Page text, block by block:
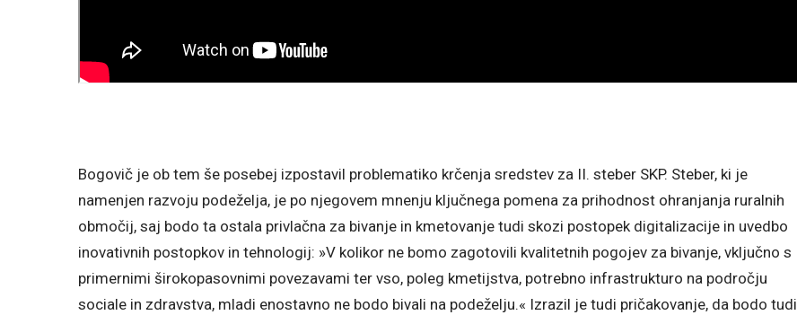
Bogovič je ob tem še posebej izpostavil problematiko krčenja sredstev za II. steber SKP. Steber, ki je
namenjen razvoju podeželja, je po njegovem mnenju ključnega pomena za prihodnost ohranjanja ruralnih
območij, saj bodo ta ostala privlačna za bivanje in kmetovanje tudi skozi postopek digitalizacije in uvedbo
inovativnih postopkov in tehnologij: »V kolikor ne bomo zagotovili kvalitetnih pogojev za bivanje, vključno s
primernimi širokopasovnimi povezavami ter vso, poleg kmetijstva, potrebno infrastrukturo na področju
sociale in zdravstva, mladi enostavno ne bodo bivali na podeželju.« Izrazil je tudi pričakovanje, da bodo tudi